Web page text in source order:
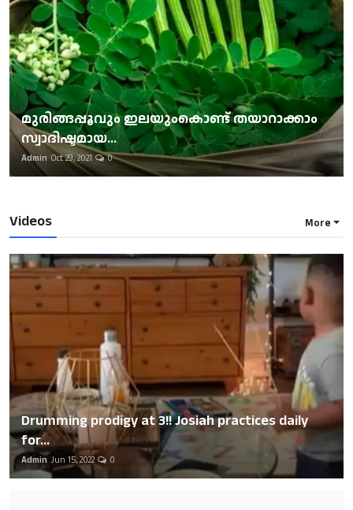
മുരിങ്ങപ്പൂവും ഇലയുംകൊണ്ട് തയാറാക്കാം
സ്വാദിഷ്ടമായ...
Admin Oct 29, 2021 0
Videos More
Drumming prodigy at 3!! Josiah practices daily
for...
Admin Jun 15, 2022 0